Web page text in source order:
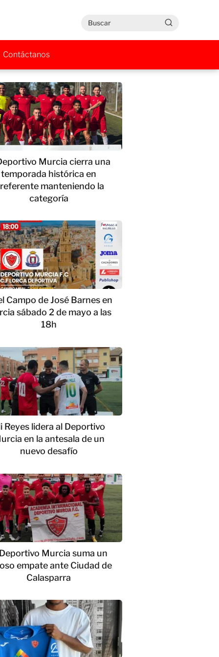
Contáctanos
Murcia cierra una
temporada histórica en
manteniendo la
categoría
Campo de José Barnes en
sábado 2 de mayo a las
18h
Reyes lidera al Deportivo
en la antesala de un
nuevo desafío
Murcia suma un
empate ante Ciudad de
Calasparra